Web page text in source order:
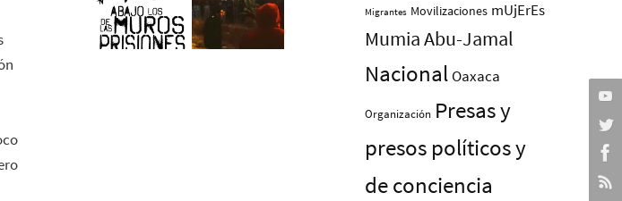
Migrantes Movilizaciones mUjErEs
Mumia Abu-Jamal
Nacional Oaxaca
Organización Presas y
presos polí­ticos y
de conciencia